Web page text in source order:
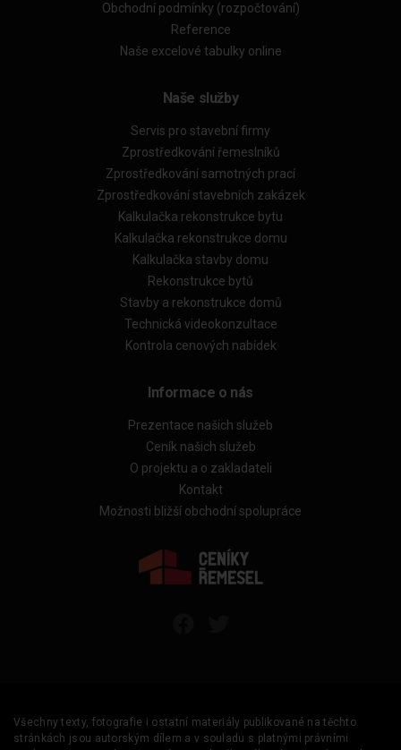
Obchodní podmínky (rozpočtování)
Reference
Naše excelové tabulky online
Naše služby
Servis pro stavební firmy
Zprostředkování řemeslníků
Zprostředkování samotných prací
Zprostředkování stavebních zakázek
Kalkulačka rekonstrukce bytu
Kalkulačka rekonstrukce domu
Kalkulačka stavby domu
Rekonstrukce bytů
Stavby a rekonstrukce domů
Technická videokonzultace
Kontrola cenových nabídek
Informace o nás
Prezentace našich služeb
Ceník našich služeb
O projektu a o zakladateli
Kontakt
Možnosti bližší obchodní spolupráce
Všechny texty, fotografie i ostatní materiály publikované na těchto
stránkách jsou autorským dílem a v souladu s platnými právními